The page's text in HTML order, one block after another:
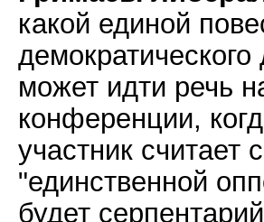
какой единой
может идти речь
конференции,
участник считает
"единственной
будет